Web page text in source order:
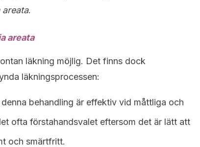
areata.
areata
läkning möjlig. Det finns dock
läkningsprocessen:
denna behandling är effektiv vid måttliga och
ofta förstahandsvalet eftersom det är lätt att
och smärtfritt.